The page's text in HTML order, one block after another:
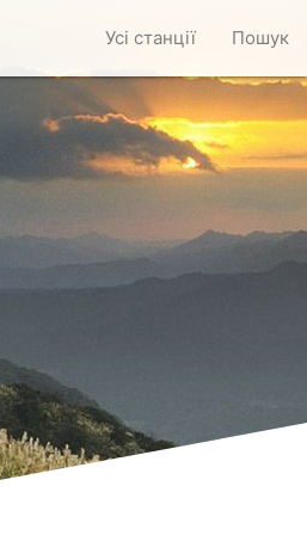
Усі станції Пошук